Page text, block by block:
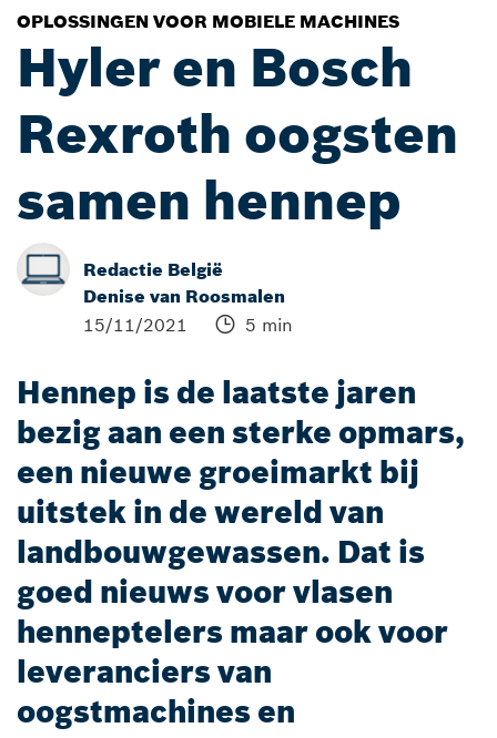
OPLOSSINGEN VOOR MOBIELE MACHINES
Hyler en Bosch
Rexroth oogsten
samen hennep
Redactie België
Denise van Roosmalen
15/11/2021
5 min
Hennep is de laatste jaren
bezig aan een sterke opmars,
een nieuwe groeimarkt bij
uitstek in de wereld van
landbouwgewassen. Dat is
goed nieuws voor vlasen
henneptelers maar ook voor
leveranciers van
oogstmachines en